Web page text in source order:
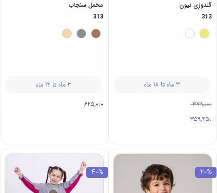
گلدوزی نیون
313
3 ماه تا 18 ماه
479,000
359,250
مخمل سنجاب
313
3 ماه تا 12 ماه
625,000
20%
40%